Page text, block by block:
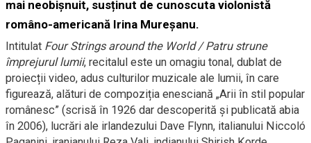
mai neobișnuit, susținut de cunoscuta violonistă
româno-americană Irina Mureșanu.
Intitulat Four Strings around the World / Patru strune
împrejurul lumii, recitalul este un omagiu tonal, dublat de
proiecții video, adus culturilor muzicale ale lumii, în care
figurează, alături de compoziția enesciană „Arii în stil popular
românesc” (scrisă în 1926 dar descoperită și publicată abia
în 2006), lucrări ale irlandezului Dave Flynn, italianului Niccoló